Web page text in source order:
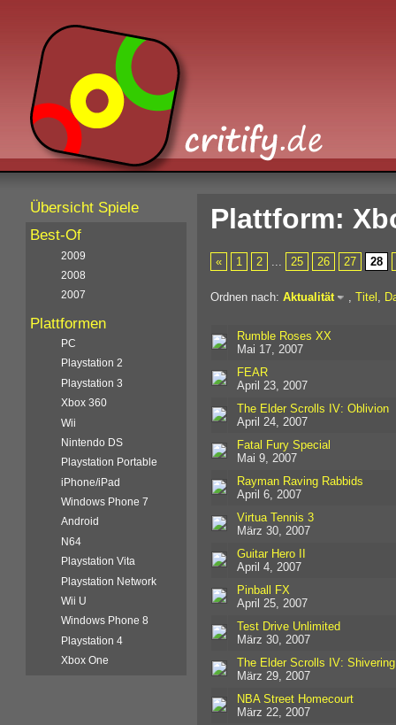
Plattform:
« 1 2 25 26 27 28
Ordnen nach: Aktualität Titel
Rumble Roses XX
Mai 17, 2007
FEAR
April 23, 2007
The Elder Scrolls IV: Oblivion
April 24, 2007
Fatal Fury Special
Mai 9, 2007
Rayman Raving Rabbids
April 6, 2007
Virtua Tennis 3
März 30, 2007
Guitar Hero II
April 4, 2007
Pinball FX
April 25, 2007
Test Drive Unlimited
März 30, 2007
The Elder Scrolls IV:
März 29, 2007
NBA Street Homecourt
März 22, 2007
Übersicht Spiele
Best-Of
2009
2008
2007
Plattformen
PC
Playstation 2
Playstation 3
Xbox 360
Wii
Nintendo DS
Playstation Portable
iPhone/iPad
Windows Phone 7
Android
N64
Playstation Vita
Playstation Network
Wii U
Windows Phone 8
Playstation 4
Xbox One